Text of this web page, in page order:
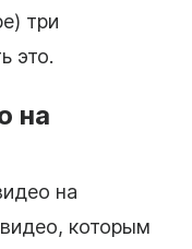
три
это.
на
на
которым